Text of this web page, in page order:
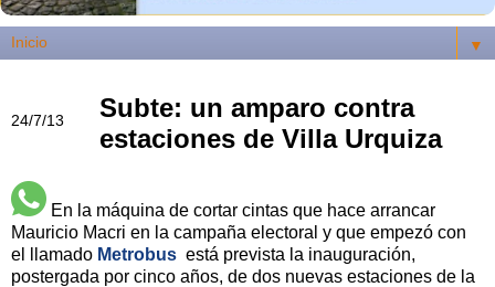
▼
24/7/13
Subte: un amparo contra
estaciones de Villa Urquiza
En la máquina de cortar cintas que hace arrancar
Mauricio Macri en la campaña electoral y que empezó con
el llamado Metrobus está prevista la inauguración,
postergada por cinco años, de dos nuevas estaciones de la